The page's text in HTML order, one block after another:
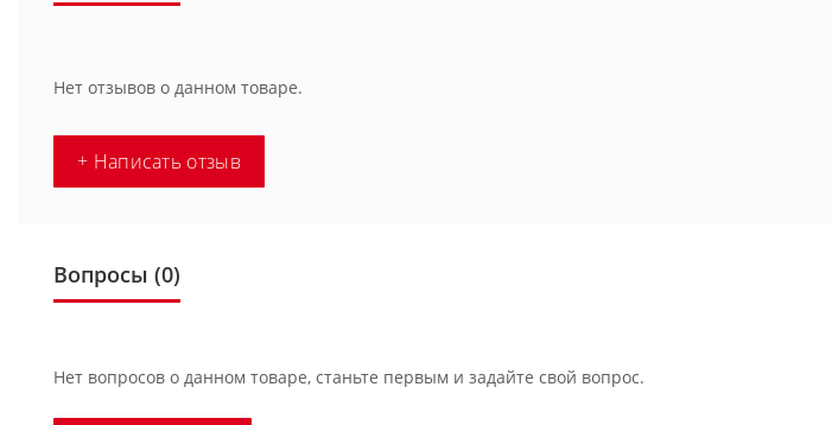
Нет отзывов о данном товаре.
+ Написать отзыв
Вопросы (0)
Нет вопросов о данном товаре, станьте первым и задайте свой вопрос.